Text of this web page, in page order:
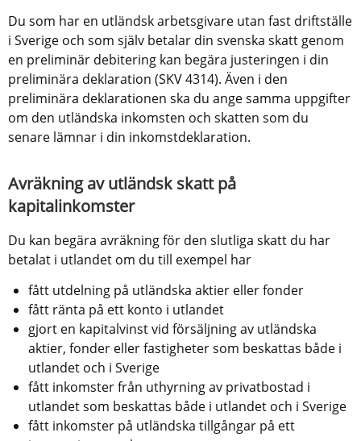
Du som har en utländsk arbetsgivare utan fast driftställe
i Sverige och som själv betalar din svenska skatt genom
en preliminär debitering kan begära justeringen i din
preliminära deklaration (SKV 4314). Även i den
preliminära deklarationen ska du ange samma uppgifter
om den utländska inkomsten och skatten som du
senare lämnar i din inkomstdeklaration.
Avräkning av utländsk skatt på
kapitalinkomster
Du kan begära avräkning för den slutliga skatt du har
betalat i utlandet om du till exempel har
fått utdelning på utländska aktier eller fonder
fått ränta på ett konto i utlandet
gjort en kapitalvinst vid försäljning av utländska
aktier, fonder eller fastigheter som beskattas både i
utlandet och i Sverige
fått inkomster från uthyrning av privatbostad i
utlandet som beskattas både i utlandet och i Sverige
fått inkomster på utländska tillgångar på ett